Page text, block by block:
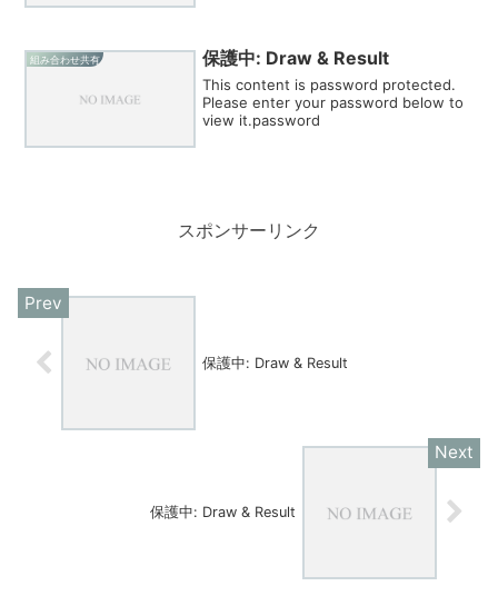
組み合わせ共有 保護中: Draw & Result
This content is password protected.
Please enter your password below to
view it.password
スポンサーリンク
保護中: Draw & Result
保護中: Draw & Result